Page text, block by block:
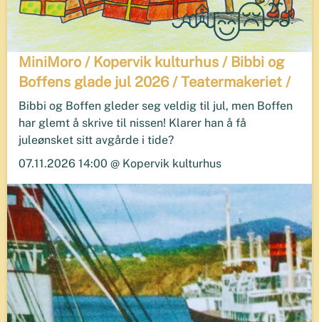
MiniMoro / Kopervik kulturhus / Bibbi og
Boffens glade jul 2026 / Teatermakeriet /
Bibbi og Boffen gleder seg veldig til jul, men Boffen
har glemt å skrive til nissen! Klarer han å få
juleønsket sitt avgårde i tide?
07.11.2026 14:00 @ Kopervik kulturhus